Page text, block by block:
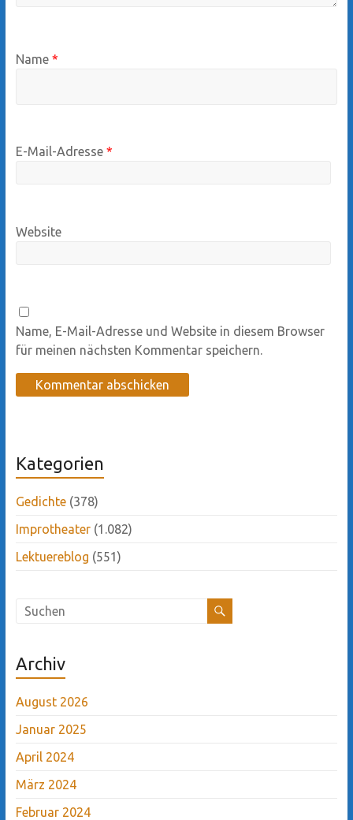
Name *
E-Mail-Adresse *
Website
Name, E-Mail-Adresse und Website in diesem Browser
für meinen nächsten Kommentar speichern.
Kategorien
Gedichte(378)
Improtheater(1.082)
Lektuereblog (551)
Archiv
August 2026
Januar 2025
April 2024
März 2024
Februar 2024